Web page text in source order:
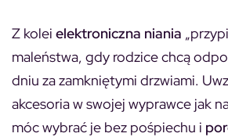
Z kolei elektroniczna niania
maleństwa, gdy rodzice chcą
dniu za zamkniętymi drzwiami.
akcesoria w swojej wyprawce jak
móc wybrać je bez pośpiechu i